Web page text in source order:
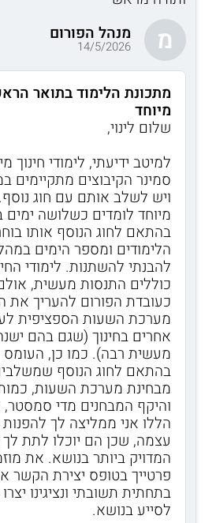
מ מנהל הפורום
14/5/2026
מתכונת הלימוד בתואר
מיוחד
שלום לינוי,
למיטב ידיעתי, לימודי חינוך
סמינר הקיבוצים מתקיימים
ויש לשלב אותם עם חוג נוסף.
מיוחד לומדים כשלושה
בהתאם לחוג הנוסף אותו
הלימודים ומספר הימים
להבנתי להשתנות. לימודי
כוללים התנסות מעשית,
כעובדת הפורום להעריך
מערכת השעות הספציפית
אחרים בחינוך (שגם בהם
מעשית רבה). כמו כן, העומס
בהתאם לחוג הנוסף
מבחינת מערכת השעות,
והיקף המבחנים מדי
הללו אני ממליצה לך
עצמה, שכן הם יוכלו לתת
המדויק ביותר בנושא. את
פרטייך בטופס יצירת הקשר
בתחתית תשובתי ונציגינו
לסייע בנושא.